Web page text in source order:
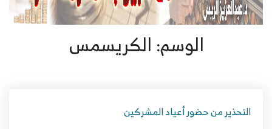
الوسم: الكريسمس
التحذير من حضور أعياد المشركين